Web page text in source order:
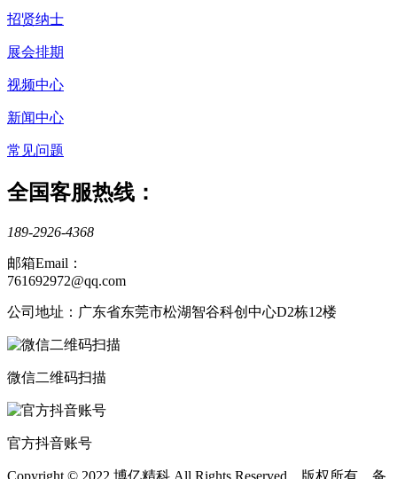
招贤纳士
展会排期
视频中心
新闻中心
常见问题
全国客服热线：
189-2926-4368
邮箱Email：
761692972@qq.com
公司地址：广东省东莞市松湖智谷科创中心D2栋12楼
微信二维码扫描
官方抖音账号
Copyright © 2022 博亿精科 All Rights Reserved 版权所有 备